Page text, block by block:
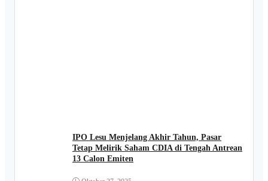
IPO Lesu Menjelang Akhir Tahun, Pasar
Tetap Melirik Saham CDIA di Tengah Antrean
13 Calon Emiten